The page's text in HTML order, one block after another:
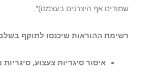
שמודים אף היצרנים בעצמם)".
רשימת ההוראות שיכנסו לתוקף בשלב השני –
איסור סיגריות צעצוע,